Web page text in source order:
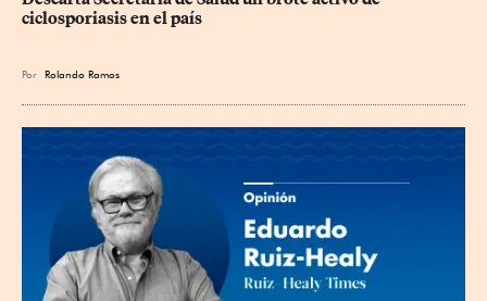
ciclosporiasis en el país
Por Rolando Ramos